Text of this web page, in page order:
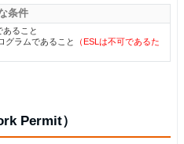
条件
ること
グラムであること
（ESLは不可であるた
Permit）